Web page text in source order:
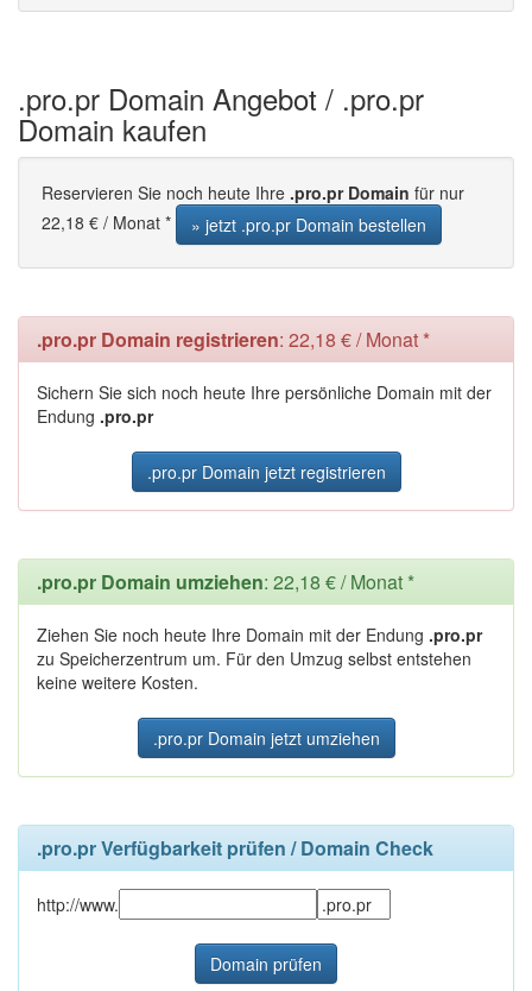
.pro.pr Domain Angebot / .pro.pr
Domain kaufen
Reservieren Sie noch heute Ihre .pro.pr Domain für nur
22,18 € / Monat *
» jetzt .pro.pr Domain bestellen
.pro.pr Domain registrieren: 22,18 € / Monat *
Sichern Sie sich noch heute Ihre persönliche Domain mit der
Endung .pro.pr
.pro.pr Domain jetzt registrieren
.pro.pr Domain umziehen: 22,18 € / Monat *
Ziehen Sie noch heute Ihre Domain mit der Endung .pro.pr
zu Speicherzentrum um. Für den Umzug selbst entstehen
keine weitere Kosten.
.pro.pr Domain jetzt umziehen
.pro.pr Verfügbarkeit prüfen / Domain Check
http://www.